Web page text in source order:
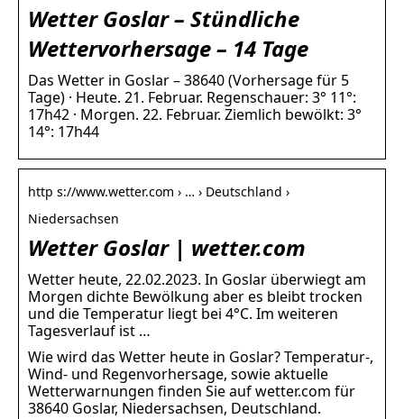
Wetter Goslar – Stündliche
Wettervorhersage – 14 Tage
Das Wetter in Goslar – 38640 (Vorhersage für 5
Tage) · Heute. 21. Februar. Regenschauer: 3° 11°:
17h42 · Morgen. 22. Februar. Ziemlich bewölkt: 3°
14°: 17h44
http s://www.wetter.com › … › Deutschland ›
Niedersachsen
Wetter Goslar | wetter.com
Wetter heute, 22.02.2023. In Goslar überwiegt am
Morgen dichte Bewölkung aber es bleibt trocken
und die Temperatur liegt bei 4°C. Im weiteren
Tagesverlauf ist …
Wie wird das Wetter heute in Goslar? Temperatur-,
Wind- und Regenvorhersage, sowie aktuelle
Wetterwarnungen finden Sie auf wetter.com für
38640 Goslar, Niedersachsen, Deutschland.